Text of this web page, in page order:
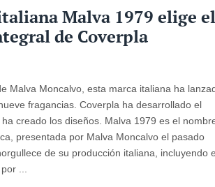
Malva 1979 elige el
de Coverpla
Malva Moncalvo, esta marca italiana ha
fragancias. Coverpla ha desarrollado el
creado los diseños. Malva 1979 es el
presentada por Malva Moncalvo el pasado
de su producción italiana, incluyendo
...